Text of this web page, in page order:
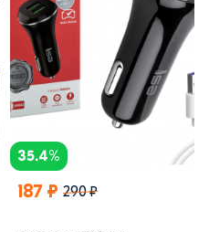
35.4%
187 ₽ 290 ₽